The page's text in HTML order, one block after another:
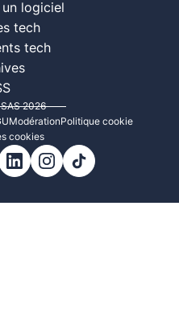
logiciel
tech
tech
2026
ModérationPolitique cookie
cookies